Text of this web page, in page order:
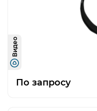
Видео
По запросу